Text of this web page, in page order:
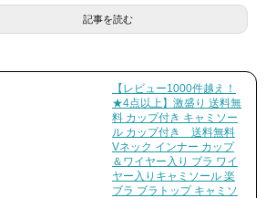
記事を読む
【レビュー1000件越え！
★4点以上】激盛り 送料無
料 カップ付き キャミソー
ル カップ付き 送料無料
Vネック インナー カップ
＆ワイヤー入り ブラ ワイ
ヤー入りキャミソール 楽
ブラ ブラトップ キャミソ